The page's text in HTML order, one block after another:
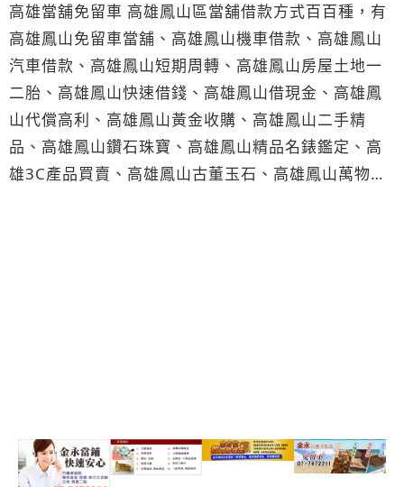
高雄當舖免留車 高雄鳳山區當舖借款方式百百種，有
高雄鳳山免留車當舖、高雄鳳山機車借款、高雄鳳山
汽車借款、高雄鳳山短期周轉、高雄鳳山房屋土地一
二胎、高雄鳳山快速借錢、高雄鳳山借現金、高雄鳳
山代償高利、高雄鳳山黃金收購、高雄鳳山二手精
品、高雄鳳山鑽石珠寶、高雄鳳山精品名錶鑑定、高
雄3C產品買賣、高雄鳳山古董玉石、高雄鳳山萬物皆
需現金時可以不用再擔心親朋好友的眼光，輕鬆分期
輕鬆還，借錢不用再煩惱。高雄合法當舖金永當舖｜